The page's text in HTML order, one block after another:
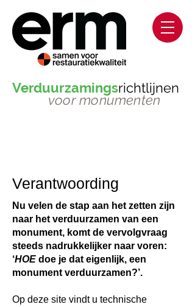
Verduurzamingsrichtlijnen
voor monumenten
Verantwoording
Nu velen de stap aan het zetten zijn
naar het verduurzamen van een
monument, komt de vervolgvraag
steeds nadrukkelijker naar voren:
‘HOE doe je dat eigenlijk, een
monument verduurzamen?’.
Op deze site vindt u technische